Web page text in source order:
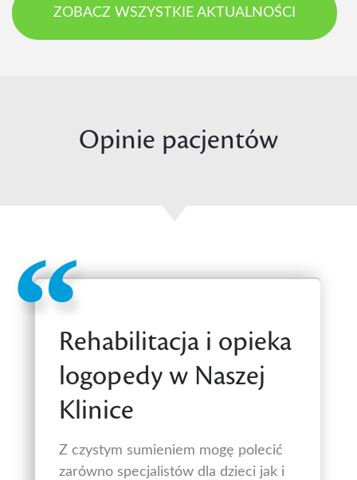
ZOBACZ WSZYSTKIE AKTUALNOŚCI
Opinie pacjentów
Rehabilitacja i opieka
logopedy w Naszej
Klinice
Z czystym sumieniem mogę polecić
zarówno specjalistów dla dzieci jak i